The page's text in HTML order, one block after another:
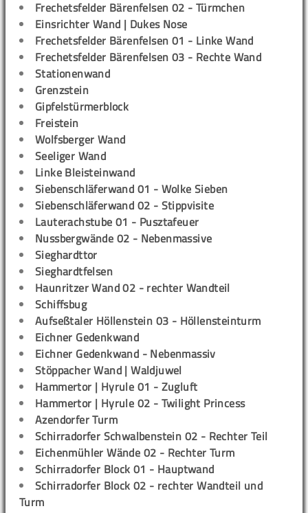
Frechetsfelder Bärenfelsen 02 - Türmchen
Einsrichter Wand | Dukes Nose
Frechetsfelder Bärenfelsen 01 - Linke Wand
Frechetsfelder Bärenfelsen 03 - Rechte Wand
Stationenwand
Grenzstein
Gipfelstürmerblock
Freistein
Wolfsberger Wand
Seeliger Wand
Linke Bleisteinwand
Siebenschläferwand 01 - Wolke Sieben
Siebenschläferwand 02 - Stippvisite
Lauterachstube 01 - Pusztafeuer
Nussbergwände 02 - Nebenmassive
Sieghardttor
Sieghardtfelsen
Haunritzer Wand 02 - rechter Wandteil
Schiffsbug
Aufseßtaler Höllenstein 03 - Höllensteinturm
Eichner Gedenkwand
Eichner Gedenkwand - Nebenmassiv
Stöppacher Wand | Waldjuwel
Hammertor | Hyrule 01 - Zugluft
Hammertor | Hyrule 02 - Twilight Princess
Azendorfer Turm
Schirradorfer Schwalbenstein 02 - Rechter Teil
Eichenmühler Wände 02 - Rechter Turm
Schirradorfer Block 01 - Hauptwand
Schirradorfer Block 02 - rechter Wandteil und
Turm